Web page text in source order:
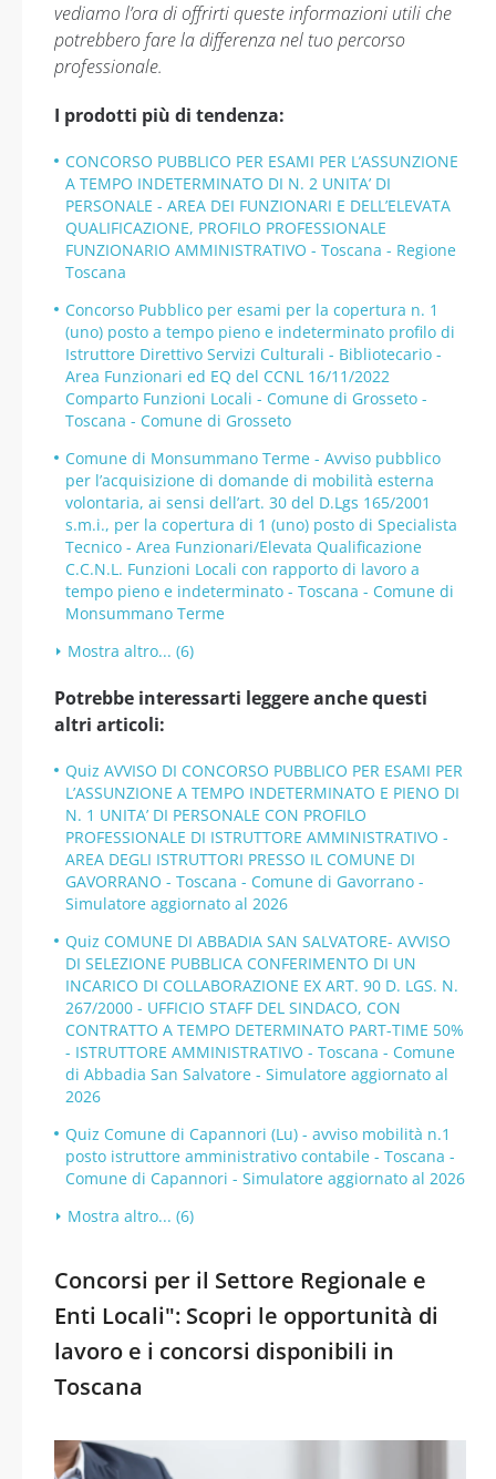
vediamo l’ora di offrirti queste informazioni utili che
potrebbero fare la differenza nel tuo percorso
professionale.
I prodotti più di tendenza:
CONCORSO PUBBLICO PER ESAMI PER L’ASSUNZIONE
A TEMPO INDETERMINATO DI N. 2 UNITA’ DI
PERSONALE - AREA DEI FUNZIONARI E DELL’ELEVATA
QUALIFICAZIONE, PROFILO PROFESSIONALE
FUNZIONARIO AMMINISTRATIVO - Toscana - Regione
Toscana
Concorso Pubblico per esami per la copertura n. 1
(uno) posto a tempo pieno e indeterminato profilo di
Istruttore Direttivo Servizi Culturali - Bibliotecario -
Area Funzionari ed EQ del CCNL 16/11/2022
Comparto Funzioni Locali - Comune di Grosseto -
Toscana - Comune di Grosseto
Comune di Monsummano Terme - Avviso pubblico
per l’acquisizione di domande di mobilità esterna
volontaria, ai sensi dell’art. 30 del D.Lgs 165/2001
s.m.i., per la copertura di 1 (uno) posto di Specialista
Tecnico - Area Funzionari/Elevata Qualificazione
C.C.N.L. Funzioni Locali con rapporto di lavoro a
tempo pieno e indeterminato - Toscana - Comune di
Monsummano Terme
Mostra altro... (6)
Potrebbe interessarti leggere anche questi
altri articoli:
Quiz AVVISO DI CONCORSO PUBBLICO PER ESAMI PER
L’ASSUNZIONE A TEMPO INDETERMINATO E PIENO DI
N. 1 UNITA’ DI PERSONALE CON PROFILO
PROFESSIONALE DI ISTRUTTORE AMMINISTRATIVO -
AREA DEGLI ISTRUTTORI PRESSO IL COMUNE DI
GAVORRANO - Toscana - Comune di Gavorrano -
Simulatore aggiornato al 2026
Quiz COMUNE DI ABBADIA SAN SALVATORE- AVVISO
DI SELEZIONE PUBBLICA CONFERIMENTO DI UN
INCARICO DI COLLABORAZIONE EX ART. 90 D. LGS. N.
267/2000 - UFFICIO STAFF DEL SINDACO, CON
CONTRATTO A TEMPO DETERMINATO PART-TIME 50%
- ISTRUTTORE AMMINISTRATIVO - Toscana - Comune
di Abbadia San Salvatore - Simulatore aggiornato al
2026
Quiz Comune di Capannori (Lu) - avviso mobilità n.1
posto istruttore amministrativo contabile - Toscana -
Comune di Capannori - Simulatore aggiornato al 2026
Mostra altro... (6)
Concorsi per il Settore Regionale e
Enti Locali": Scopri le opportunità di
lavoro e i concorsi disponibili in
Toscana